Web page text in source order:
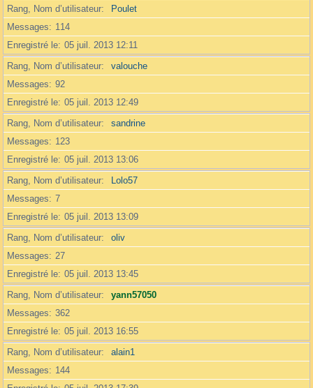
Rang, Nom d’utilisateur
Poulet
Messages
114
Enregistré le 05 juil. 2013 12:11
Rang, Nom d’utilisateur
valouche
Messages
92
Enregistré le 05 juil. 2013 12:49
Rang, Nom d’utilisateur
sandrine
Messages
123
Enregistré le 05 juil. 2013 13:06
Rang, Nom d’utilisateur
Lolo57
Messages
7
Enregistré le 05 juil. 2013 13:09
Rang, Nom d’utilisateur
oliv
Messages
27
Enregistré le 05 juil. 2013 13:45
Rang, Nom d’utilisateur
yann57050
Messages
362
Enregistré le 05 juil. 2013 16:55
Rang, Nom d’utilisateur
alain1
Messages
144